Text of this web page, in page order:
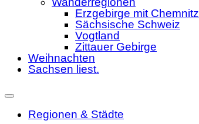
Erzgebirge mit Chemnitz
Sächsische Schweiz
Vogtland
Zittauer Gebirge
Weihnachten
Sachsen liest.
Regionen & Städte